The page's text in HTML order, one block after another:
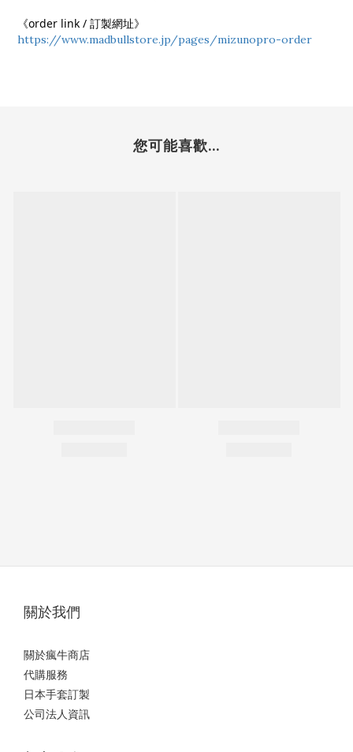
《order link / 訂製網址》
https://www.madbullstore.jp/pages/mizunopro-order
您可能喜歡...
關於我們
關於瘋牛商店
代購服務
日本手套訂製
公司法人資訊